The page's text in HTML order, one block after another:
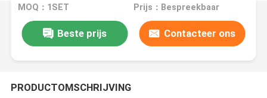
MOQ：1SET Prijs：Bespreekbaar
Beste prijs Contacteer ons
PRODUCTOMSCHRIJVING